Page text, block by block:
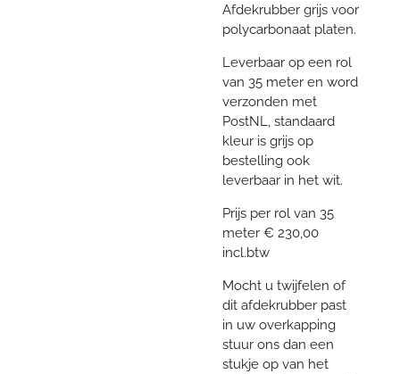
Afdekrubber grijs voor
polycarbonaat platen.
Leverbaar op een rol
van 35 meter en word
verzonden met
PostNL, standaard
kleur is grijs op
bestelling ook
leverbaar in het wit.
Prijs per rol van 35
meter € 230,00
incl.btw
Mocht u twijfelen of
dit afdekrubber past
in uw overkapping
stuur ons dan een
stukje op van het